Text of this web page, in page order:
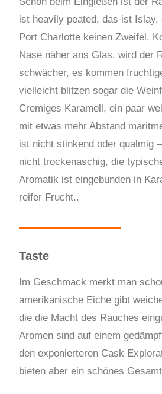
ist heavily peated, das ist Islay,
Port Charlotte keinen Zweifel.
Nase näher ans Glas, wird der
schwächer, es kommen
vielleicht blitzen sogar die
Cremiges Karamell, ein paar
mit etwas mehr Abstand
ist nicht stinkend oder qualmig
nicht trockenaschig, die
Aromatik ist eingebunden in
reifer Frucht..
Taste
Im Geschmack merkt man
amerikanische Eiche gibt
die die Macht des Rauches
Aromen sind auf einem
den exponierteren Cask
bieten aber ein schönes